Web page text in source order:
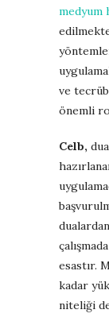
medyum
ve
önemli
Celb,
esastır.
kadar
niteliği